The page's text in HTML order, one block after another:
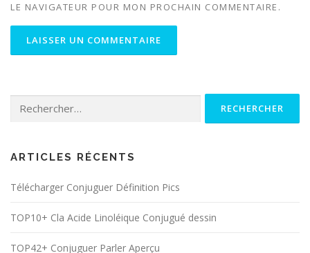
LE NAVIGATEUR POUR MON PROCHAIN COMMENTAIRE.
ARTICLES RÉCENTS
Télécharger Conjuguer Définition Pics
TOP10+ Cla Acide Linoléique Conjugué dessin
TOP42+ Conjuguer Parler Aperçu